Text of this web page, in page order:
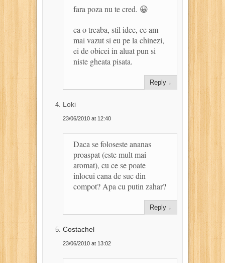
fara poza nu te cred. 😀
ca o treaba, stil idee, ce am
mai vazut si eu pe la chinezi,
ei de obicei in aluat pun si
niste gheata pisata.
Reply ↓
Loki
23/06/2010 at 12:40
Daca se foloseste ananas
proaspat (este mult mai
aromat), cu ce se poate
inlocui cana de suc din
compot? Apa cu putin zahar?
Reply ↓
Costachel
23/06/2010 at 13:02